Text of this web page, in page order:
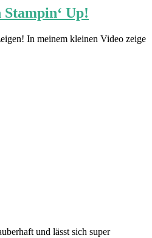
Up!
In meinem kleinen Video zeige
und lässt sich super